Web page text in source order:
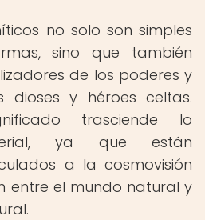
no solo son simples
sino que también
de los poderes y
dioses y héroes celtas.
trasciende lo
ya que están
a la cosmovisión
entre el mundo natural y